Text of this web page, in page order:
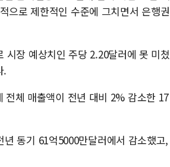
으로 제한적인 수준에 그치면서 은행권
장 예상치인 주당 2.20달러에 못 미쳤
.
체 매출액이 전년 대비 2% 감소한 17
동기 61억5000만달러에서 감소했고,